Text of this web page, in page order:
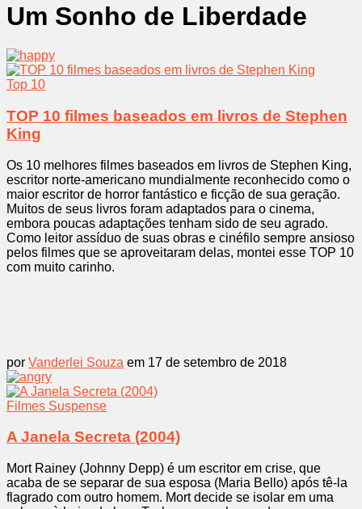
Um Sonho de Liberdade
Top 10
TOP 10 filmes baseados em livros de Stephen
King
Os 10 melhores filmes baseados em livros de Stephen King,
escritor norte-americano mundialmente reconhecido como o
maior escritor de horror fantástico e ficção de sua geração.
Muitos de seus livros foram adaptados para o cinema,
embora poucas adaptações tenham sido de seu agrado.
Como leitor assíduo de suas obras e cinéfilo sempre ansioso
pelos filmes que se aproveitaram delas, montei esse TOP 10
com muito carinho.
por Vanderlei Souza em 17 de setembro de 2018
Filmes Suspense
A Janela Secreta (2004)
Mort Rainey (Johnny Depp) é um escritor em crise, que
acaba de se separar de sua esposa (Maria Bello) após tê-la
flagrado com outro homem. Mort decide se isolar em uma